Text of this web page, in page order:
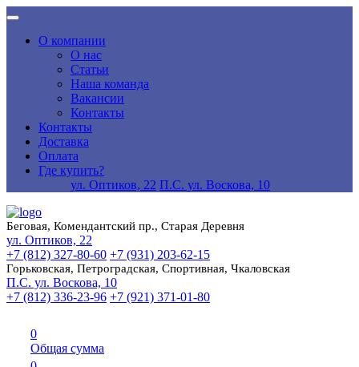
О компании
О нас
Статьи
Наша команда
Вакансии
Контакты
Контакты
Доставка
Оплата
Где купить?
ул. Оптиков, 22 П.С. ул. Воскова, 10
Беговая, Комендантский пр., Старая Деревня
ул. Оптиков, 22
+7 (812) 327-80-60 +7 (931) 203-62-15
Горьковская, Петроградская, Спортивная, Чкаловская
П.С. ул. Воскова, 10
+7 (812) 336-23-96 +7 (921) 371-01-80
0
Общая сумма